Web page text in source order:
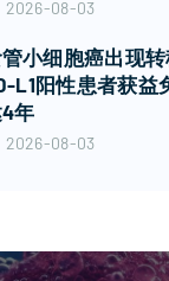
2026-08-03
小细胞癌出现
L1阳性患者获益
年
2026-08-03